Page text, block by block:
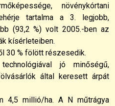
növénykórtani
tartalma a 3. legjobb,
(93,2 %) volt 2005.-ben az
kísérleteiben.
30 % fölött részesedik.
jó minőségű,
által keresett árpát
4,5 millió/ha. A N műtrágya